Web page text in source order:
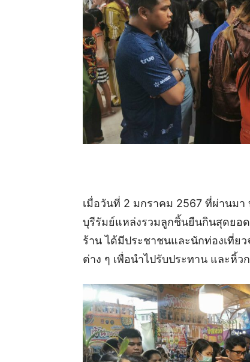
เมื่อวันที่ 2 มกราคม 2567 ที่ผ่านม
บุรีรัมย์แหล่งรวมลูกชิ้นยืนกินสุดยอ
ร้าน ได้มีประชาชนและนักท่องเที่ย
ต่าง ๆ เพื่อนำไปรับประทาน และหิ้